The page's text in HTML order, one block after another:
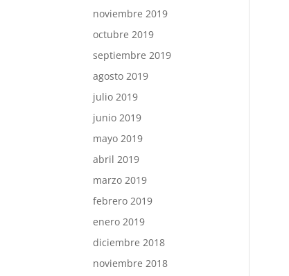
noviembre 2019
octubre 2019
septiembre 2019
agosto 2019
julio 2019
junio 2019
mayo 2019
abril 2019
marzo 2019
febrero 2019
enero 2019
diciembre 2018
noviembre 2018